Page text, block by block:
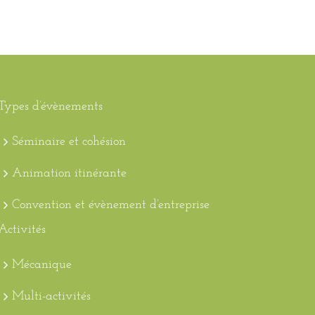
d’évènements
Séminaire et cohésion
Animation itinérante
Convention et évènement d’entreprise
Mécanique
Multi-activités